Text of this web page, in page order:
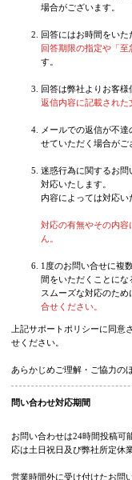
ゲームの攻略方法
場合がございます。
回答にはお時間をい
す。
返信内容に記載さ
メールでの返信が
せていただく場合が
対応いたします。
内容によっては対応
対応の有無やその内
ん。
1度のお問い合せに
間をいただくこと
スムーズな対応のた